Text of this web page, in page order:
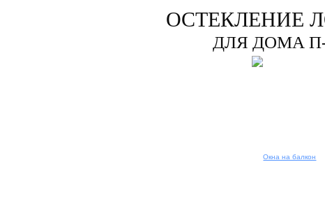
ОСТЕКЛЕНИЕ
ДЛЯ ДОМА